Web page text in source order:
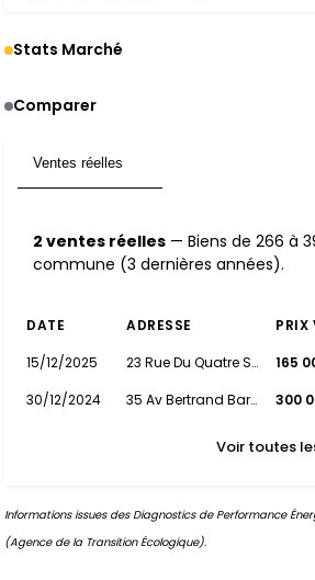
Stats Marché
Comparer
Ventes réelles
2 ventes réelles — Biens de 266 à
commune (3 dernières années).
DATE ADRESSE PRIX
15/12/2025
23 Rue Du Quatre Septembre 165
30/12/2024
35 Av Bertrand Barere 300
Voir toutes
Informations issues des Diagnostics de Performance
(Agence de la Transition Écologique).